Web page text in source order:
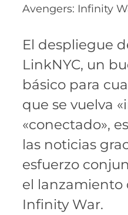
Avengers: Infinity
El despliegue
LinkNYC, un
básico para
que se vuelva
«conectado»,
las noticias
esfuerzo
el lanzamiento
Infinity War.